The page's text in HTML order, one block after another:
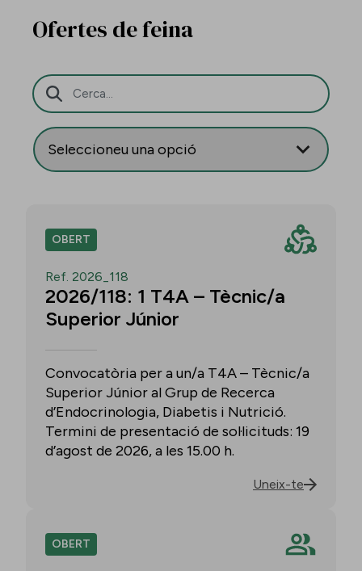
Ofertes de feina
Barra de cerca
OBERT
Ref. 2026_118
2026/118: 1 T4A – Tècnic/a
Superior Júnior
Convocatòria per a un/a T4A – Tècnic/a
Superior Júnior al Grup de Recerca
d’Endocrinologia, Diabetis i Nutrició.
Termini de presentació de sol·licituds: 19
d’agost de 2026, a les 15.00 h.
Uneix-te
OBERT